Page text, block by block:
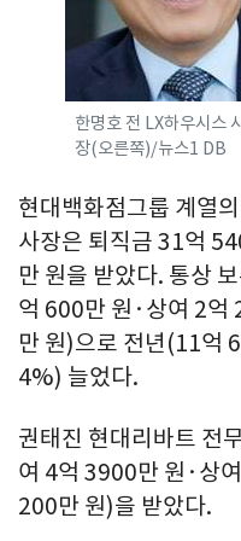
한명호 전 LX하우시스
장(오른쪽)/뉴스1 DB
현대백화점그룹 계열
사장은 퇴직금 31억
만 원을 받았다. 통상
억 600만 원·상여 2억
만 원)으로 전년(11억
4%) 늘었다.
권태진 현대리바트 전
여 4억 3900만 원·상
200만 원)을 받았다.